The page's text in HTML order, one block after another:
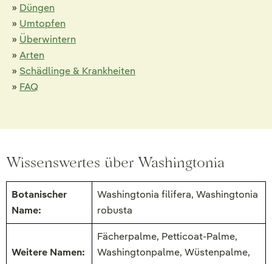
» Düngen
» Umtopfen
» Überwintern
» Arten
» Schädlinge & Krankheiten
» FAQ
Wissenswertes über Washingtonia
Botanischer
Name:
Washingtonia filifera, Washingtonia
robusta
Weitere Namen:
Fächerpalme, Petticoat-Palme,
Washingtonpalme, Wüstenpalme,